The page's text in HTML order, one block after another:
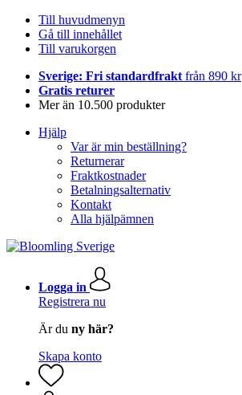
Till huvudmenyn
Gå till innehållet
Till varukorgen
Sverige: Fri standardfrakt från 890 kr
Gratis returer
Mer än 10.500 produkter
Hjälp
Var är min beställning?
Returnerar
Fraktkostnader
Betalningsalternativ
Kontakt
Alla hjälpämnen
Logga in
Registrera nu
Är du ny här?
Skapa konto